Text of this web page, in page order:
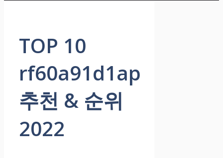
TOP 10
rf60a91d1ap
추천 & 순위
2022